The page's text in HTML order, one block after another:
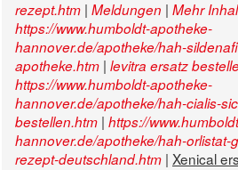
rezept.htm | Meldungen | Mehr
https://www.humboldt-apotheke-
hannover.de/apotheke/hah-
apotheke.htm | levitra ersatz
https://www.humboldt-apotheke-
hannover.de/apotheke/hah-cialis-
bestellen.htm | https://
hannover.de/apotheke/hah-
rezept-deutschland.htm | Xenical